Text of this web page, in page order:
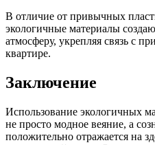
В отличие от привычных
экологичные материалы
атмосферу, укрепляя связь с
квартире.
Заключение
Использование экологичных
не просто модное веяние, а
положительно отражается на